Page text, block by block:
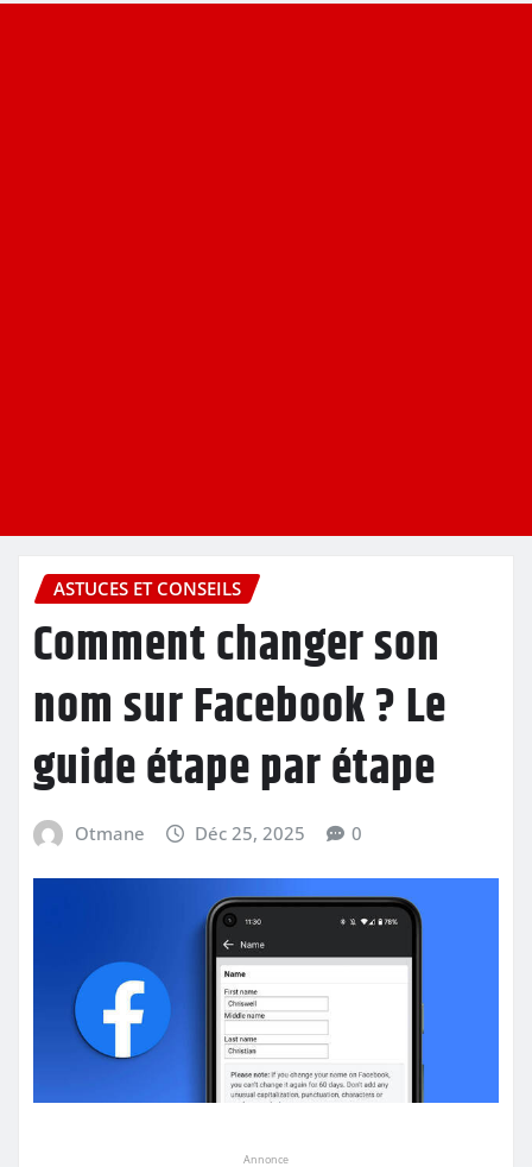
ASTUCES ET CONSEILS
Comment changer son
nom sur Facebook ? Le
guide étape par étape
Otmane Déc 25, 2025 0
Annonce